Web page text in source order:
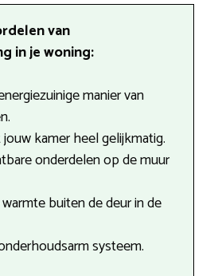
van
in je woning:
manier van
kamer heel gelijkmatig.
onderdelen op de muur
buiten de deur in de
systeem.